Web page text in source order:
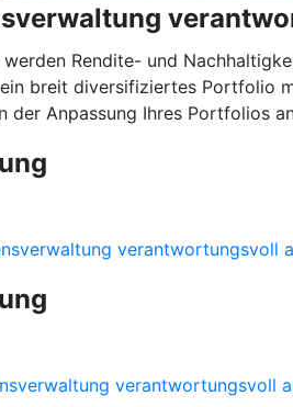
Rendite- und
breit diversifiziertes Portfolio
der Anpassung Ihres Portfolios
verantwortungsvoll
verantwortungsvoll